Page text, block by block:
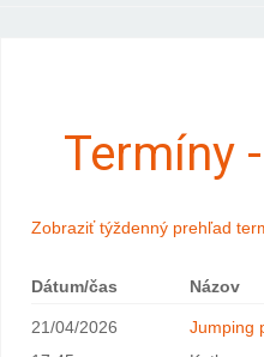
Termíny
Zobraziť týždenný prehľad
Dátum/čas Názov
21/04/2026
Jumping